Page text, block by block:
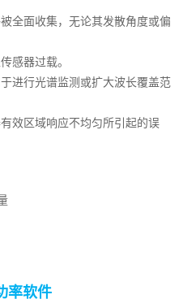
全面收集，无论其发散角度或偏
感器过载。
进行光谱监测或扩大波长覆盖范
效区域响应不均匀所引起的误
率软件